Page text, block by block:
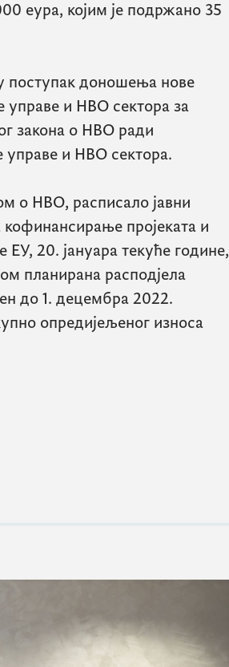
еура, којим је подржано 35
поступак доношења нове
управе и НВО сектора за
закона о НВО ради
управе и НВО сектора.
о НВО, расписало јавни
кофинансирање пројеката и
20. јануара текуће године,
планирана расподјела
до 1. децембра 2022.
опредијељеног износа